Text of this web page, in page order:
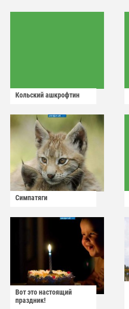
Кольский ашкрофтин
Симпатяги
Вот это настоящий
праздник!